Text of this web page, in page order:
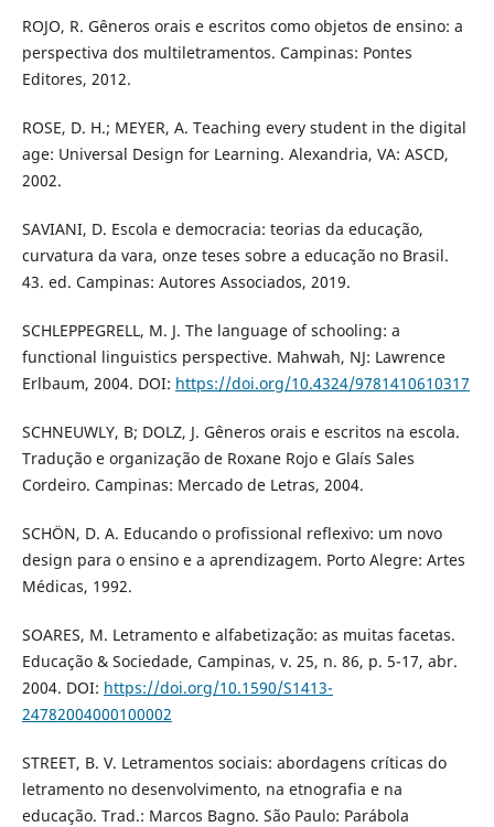
ROJO, R. Gêneros orais e escritos como objetos de ensino: a
perspectiva dos multiletramentos. Campinas: Pontes
Editores, 2012.
ROSE, D. H.; MEYER, A. Teaching every student in the digital
age: Universal Design for Learning. Alexandria, VA: ASCD,
2002.
SAVIANI, D. Escola e democracia: teorias da educação,
curvatura da vara, onze teses sobre a educação no Brasil.
43. ed. Campinas: Autores Associados, 2019.
SCHLEPPEGRELL, M. J. The language of schooling: a
functional linguistics perspective. Mahwah, NJ: Lawrence
Erlbaum, 2004. DOI: https://doi.org/10.4324/9781410610317
SCHNEUWLY, B; DOLZ, J. Gêneros orais e escritos na escola.
Tradução e organização de Roxane Rojo e Glaís Sales
Cordeiro. Campinas: Mercado de Letras, 2004.
SCHÖN, D. A. Educando o profissional reflexivo: um novo
design para o ensino e a aprendizagem. Porto Alegre: Artes
Médicas, 1992.
SOARES, M. Letramento e alfabetização: as muitas facetas.
Educação & Sociedade, Campinas, v. 25, n. 86, p. 5-17, abr.
2004. DOI: https://doi.org/10.1590/S1413-
24782004000100002
STREET, B. V. Letramentos sociais: abordagens críticas do
letramento no desenvolvimento, na etnografia e na
educação. Trad.: Marcos Bagno. São Paulo: Parábola